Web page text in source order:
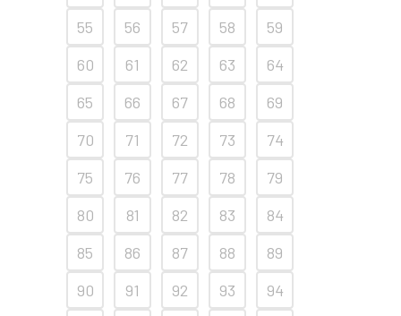
55
56 57 58
59
60
61 62 63
64
65
66 67 68
69
70
71 72 73
74
75
76 77 78
79
80
81 82 83
84
85
86 87 88
89
90
91 92 93
94